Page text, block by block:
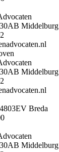
Middelburg
Middelburg
Breda
Middelburg